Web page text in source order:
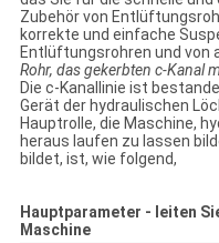
Zubehör von
korrekte und einfache
Entlüftungsrohren und von
Rohr, das gekerbten c-Kanal
Die c-Kanallinie ist
Gerät der hydraulischen
Hauptrolle, die Maschine,
heraus laufen zu lassen
bildet, ist, wie folgend,
Hauptparameter - leiten
Maschine